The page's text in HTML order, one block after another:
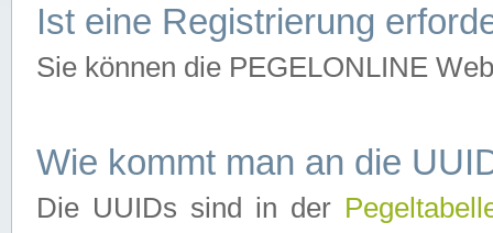
Ist eine Registrierung
Sie können die PEGELONLINE
Wie kommt man an die
Die UUIDs sind in der